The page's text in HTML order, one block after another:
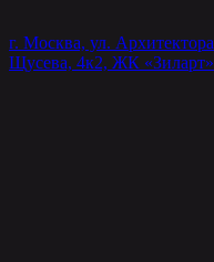
г. Москва, ул. Архитектора
Щусева, 4к2, ЖК «Зиларт»